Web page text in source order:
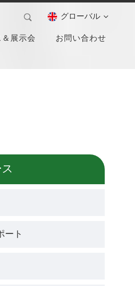
グローバル
展示会 お問い合わせ
ート